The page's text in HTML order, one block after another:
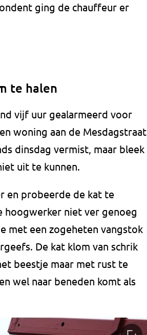
ging de chauffeur er
te halen
vijf uur gealarmeerd voor
woning aan de Mesdagstraat
dinsdag vermist, maar bleek
uit te kunnen.
en probeerde de kat te
hoogwerker niet ver genoeg
met een zogeheten vangstok
De kat klom van schrik
beestje maar met rust te
wel naar beneden komt als